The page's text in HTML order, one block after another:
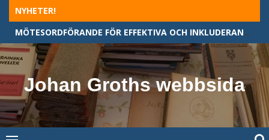
Skip
content
NYHETER!
MÖTESORDFÖRANDE FÖR EFFEKTIVA OCH INKLUDERANDE MÖTEN
Johan Groths webbsida